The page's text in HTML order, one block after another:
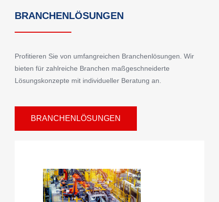
BRANCHENLÖSUNGEN
Profitieren Sie von umfangreichen Branchenlösungen. Wir
bieten für zahlreiche Branchen maßgeschneiderte
Lösungskonzepte mit individueller Beratung an.
BRANCHENLÖSUNGEN